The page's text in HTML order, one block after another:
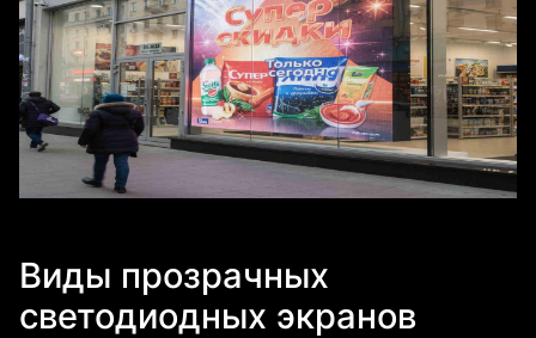
Виды прозрачных
светодиодных экранов